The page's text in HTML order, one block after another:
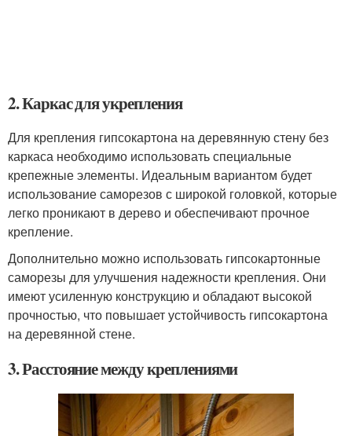
2. Каркас для укрепления
Для крепления гипсокартона на деревянную стену без
каркаса необходимо использовать специальные
крепежные элементы. Идеальным вариантом будет
использование саморезов с широкой головкой, которые
легко проникают в дерево и обеспечивают прочное
крепление.
Дополнительно можно использовать гипсокартонные
саморезы для улучшения надежности крепления. Они
имеют усиленную конструкцию и обладают высокой
прочностью, что повышает устойчивость гипсокартона
на деревянной стене.
3. Расстояние между креплениями